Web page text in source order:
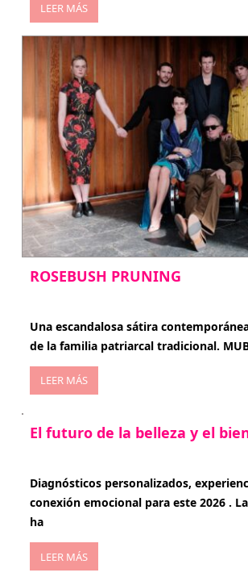
LEER MÁS
ROSEBUSH PRUNING
Una escandalosa sátira
de la familia patriarcal tradicional.
LEER MÁS
El futuro de la belleza y el
Diagnósticos personalizados,
conexión emocional para este 2026 .
ha
LEER MÁS